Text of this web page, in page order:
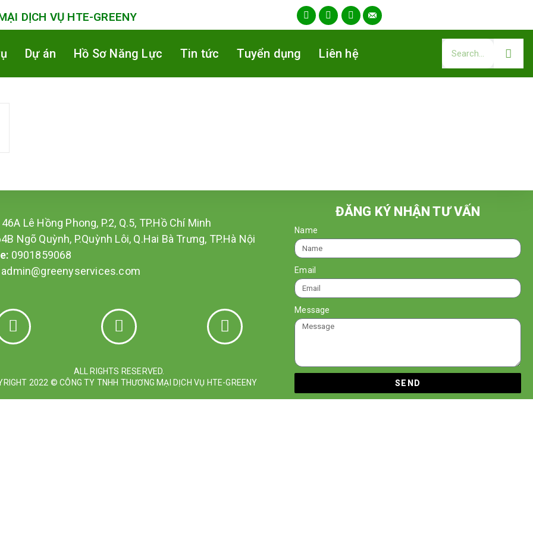
DỊCH VỤ HTE-GREENY
Dự án Hồ Sơ Năng Lực Tin tức Tuyển dụng Liên hệ
46A Lê Hồng Phong, P.2, Q.5, TP.Hồ Chí Minh
Ngõ Quỳnh, P.Quỳnh Lôi, Q.Hai Bà Trưng, TP.Hà Nội
0901859068
admin@greenyservices.com
ALL RIGHTS RESERVED.
2022 © CÔNG TY TNHH THƯƠNG MẠI DỊCH VỤ HTE-GREENY
ĐĂNG KÝ NHẬN TƯ VẤN
Name
Email
Message
SEND